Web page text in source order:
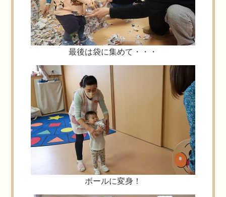
最後は袋に集めて・・・
ボールに変身！